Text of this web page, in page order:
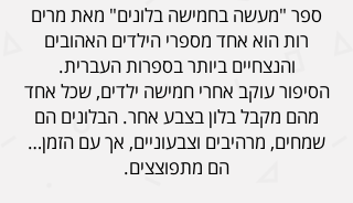
ספר "מעשה בחמישה בלונים" מאת מרים
רות הוא אחד מספרי הילדים האהובים
הסיפור עוקב אחרי חמישה ילדים, שכל אחד
מהם מקבל בלון בצבע אחר. הבלונים הם
שמחים, מרהיבים וצבעוניים, אך עם הזמן…